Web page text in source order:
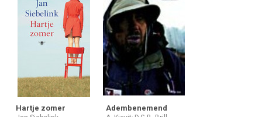
Hartje zomer Adembenemend